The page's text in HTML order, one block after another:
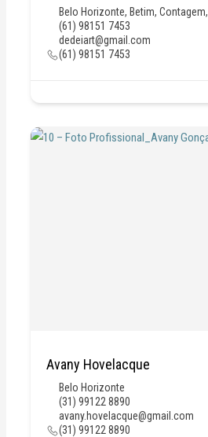
Belo Horizonte, Betim, Contagem,
(61) 98151 7453
dedeiart@gmail.com
(61) 98151 7453
Avany Hovelacque
Belo Horizonte
(31) 99122 8890
avany.hovelacque@gmail.com
(31) 99122 8890